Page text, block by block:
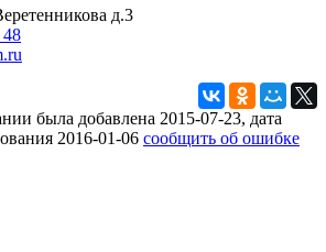
д.3
48
была добавлена 2015-07-23, дата
2016-01-06 сообщить об ошибке